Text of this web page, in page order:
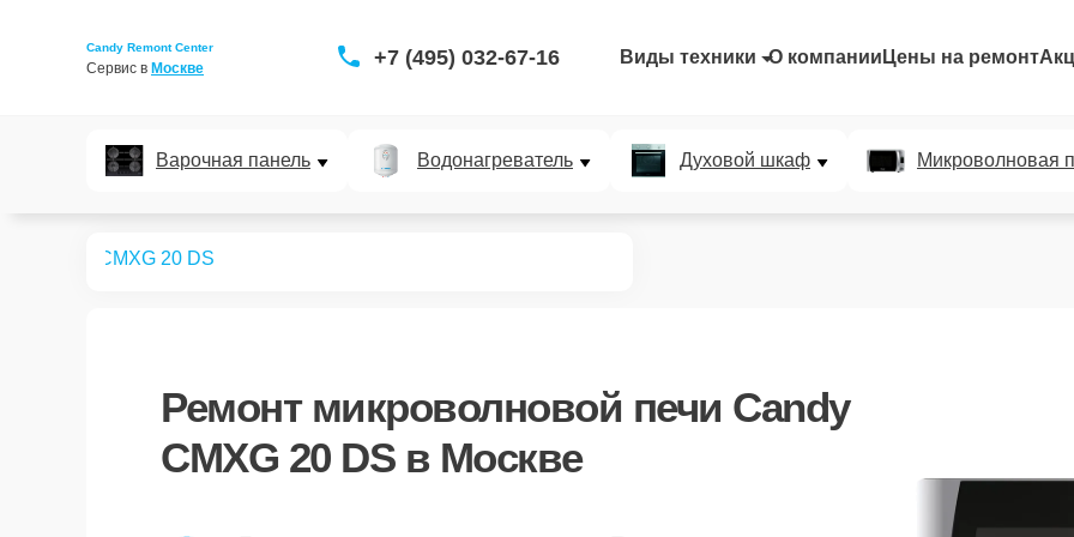
Candy Remont Center
Сервис в Москве +7 (495) 032-67-16 Виды техники О компании Цены на ремонт
Варочная панель Водонагреватель Духовой шкаф Микроволновая
CMXG 20 DS
Ремонт микроволновой печи Candy
CMXG 20 DSв Москве